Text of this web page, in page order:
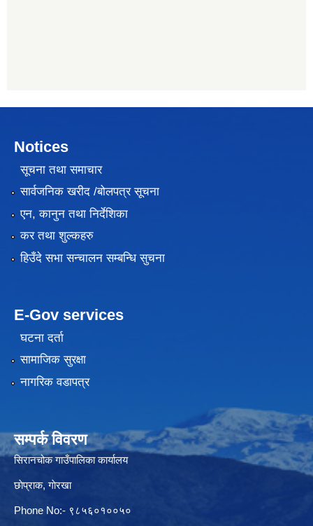
Notices
सूचना तथा समाचार
सार्वजनिक खरीद /बोलपत्र सूचना
एन, कानुन तथा निर्देशिका
कर तथा शुल्कहरु
हिउँदे सभा सन्चालन सम्बन्धि सुचना
E-Gov services
घटना दर्ता
सामाजिक सुरक्षा
नागरिक वडापत्र
सम्पर्क विवरण
सिरानचोक गाउँपालिका कार्यालय
छाेप्राक, गाेरखा
Phone No:- ९८५६०१००५०